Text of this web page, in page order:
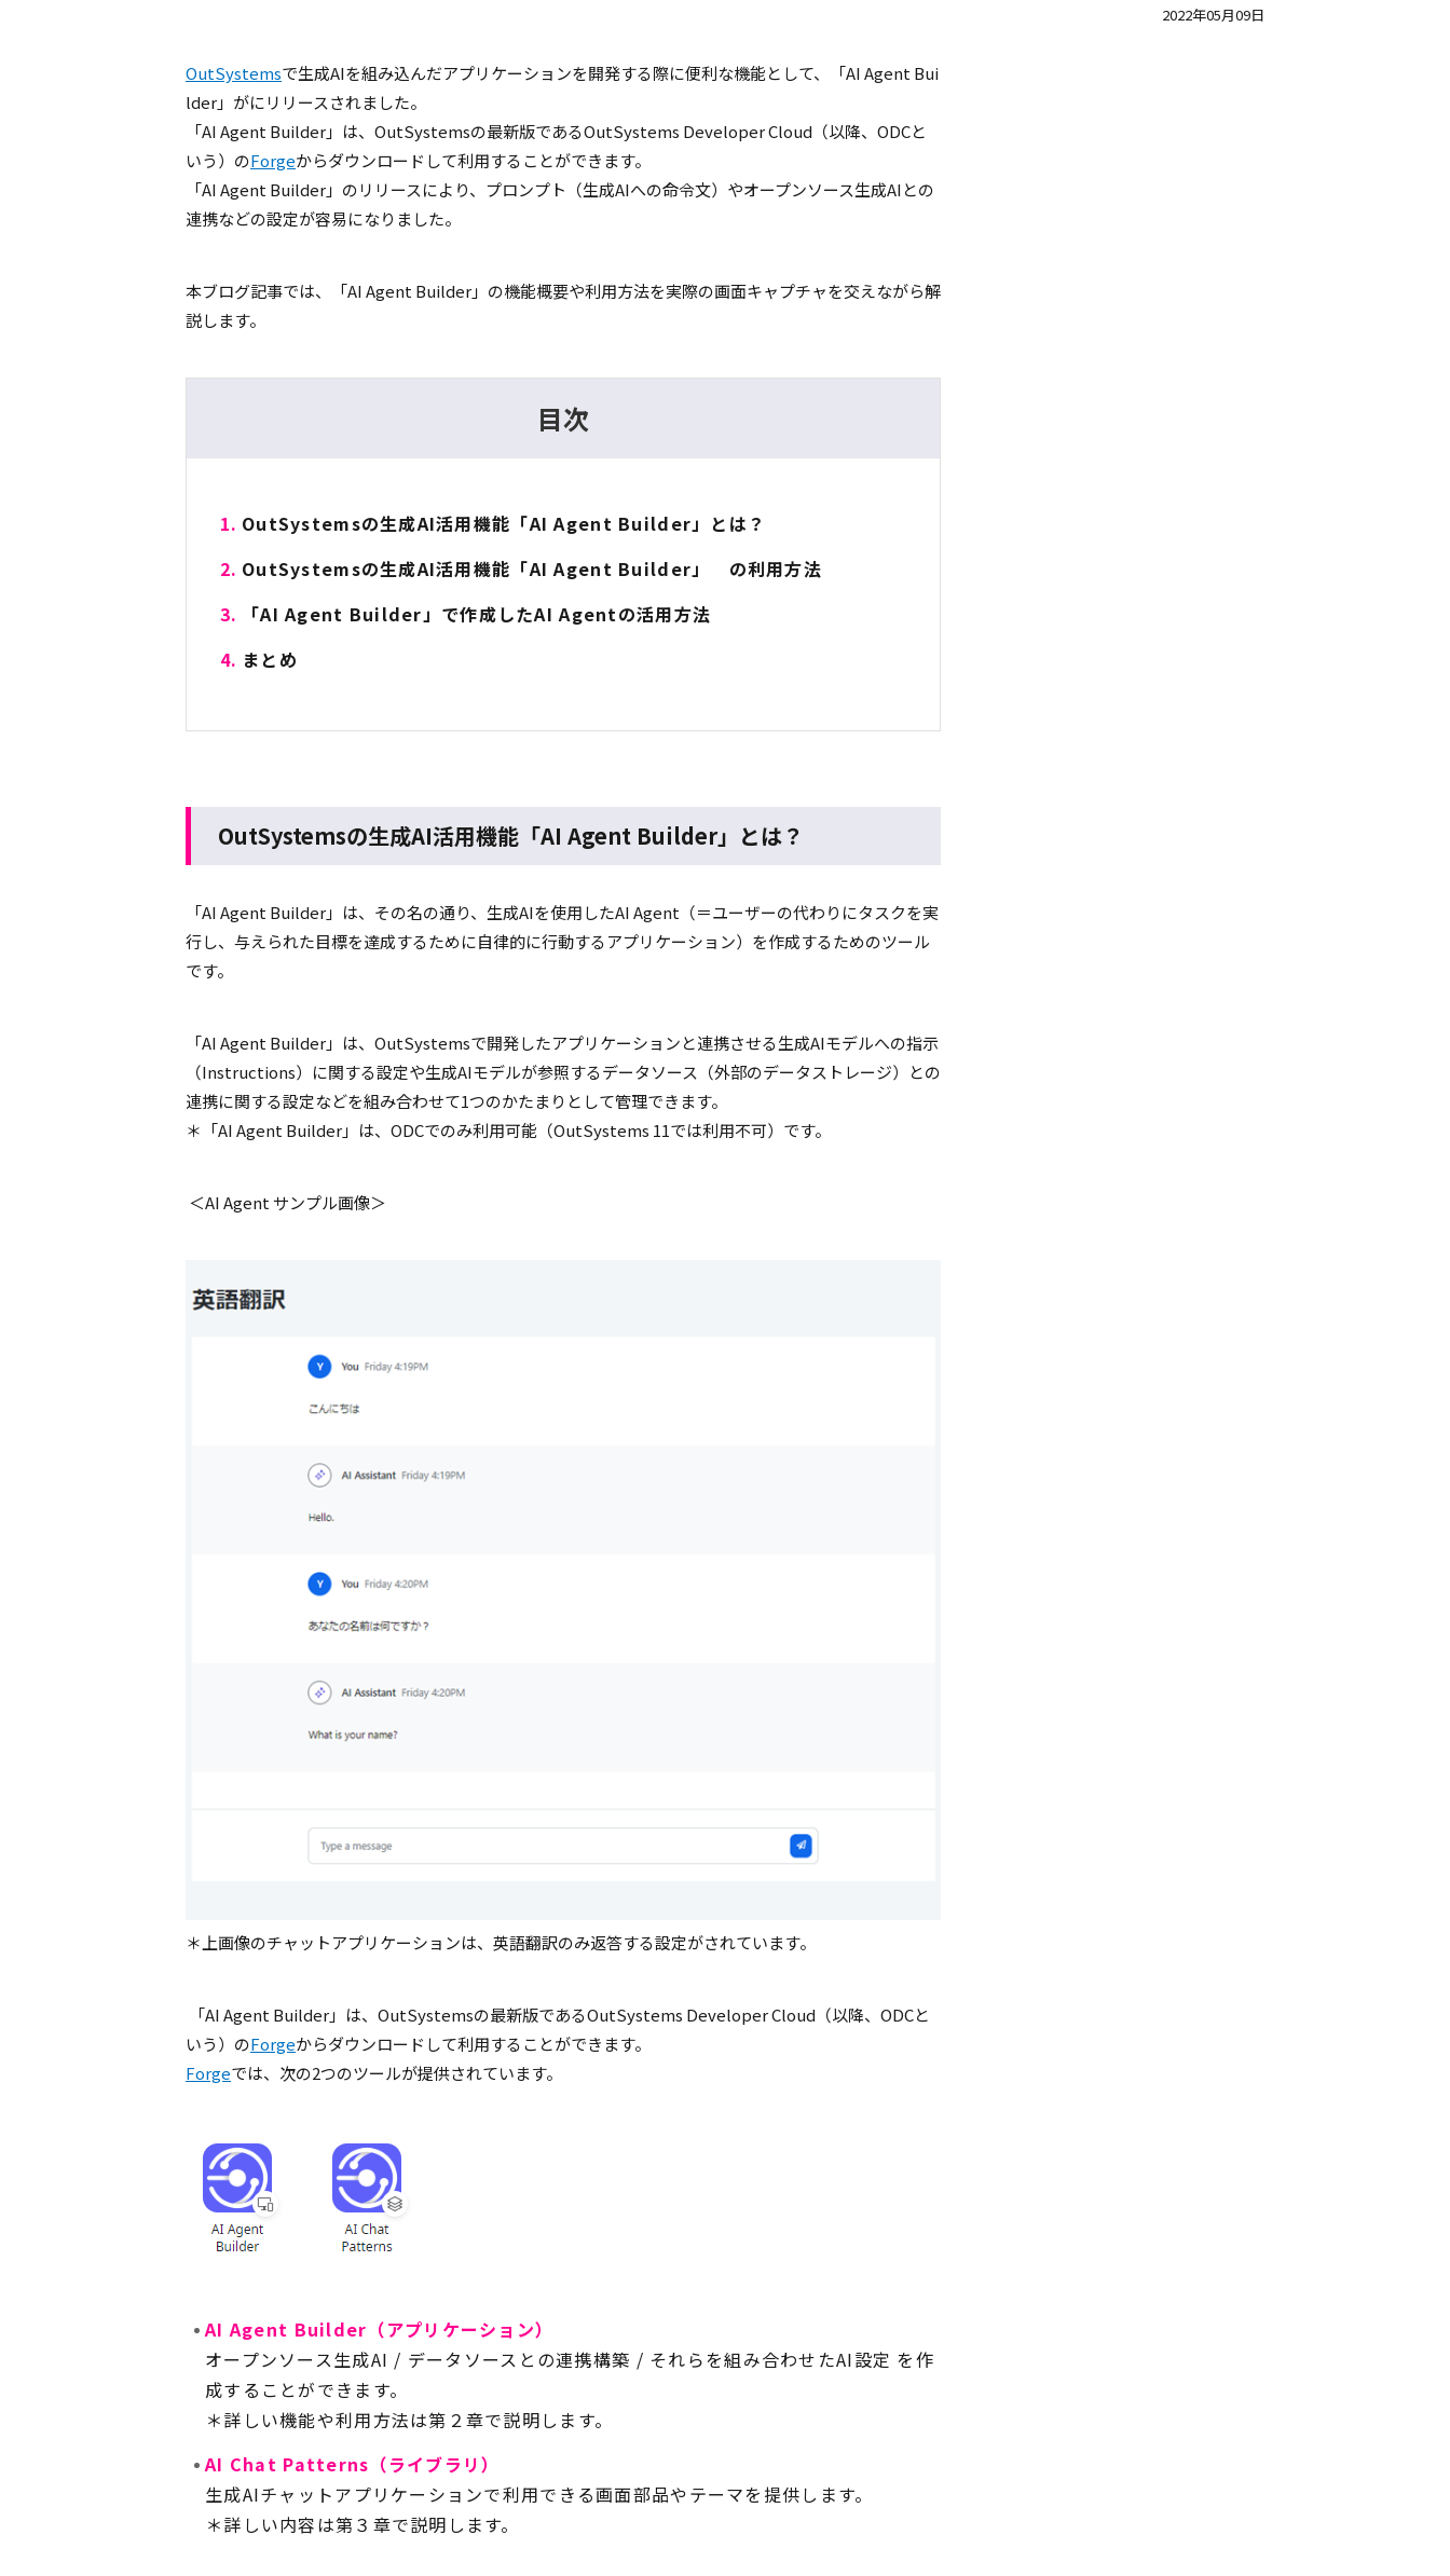
OutSystemsで生成AIを組み込んだアプリケーションを開発する際に便利な機能として、「AI Agent Bui
lder」がにリリースされました。
「AI Agent Builder」は、 OutSystemsの最新版であるOutSystems Developer Cloud （以降、 ODCと
いう）のForgeからダウンロードして利用することができます。
「AI Agent Builder」のリリースにより、プロンプト（生成AIへの命令文）やオープンソース生成AIとの
連携などの設定が容易になりました。
本ブログ記事では、「AI Agent Builder」の機能概要や利用方法を実際の画面キャプチャを交えながら解
説します。
目次
OutSystemsの生成AI活用機能「AI Agent Builder」とは？
OutSystemsの生成AI活用機能「AI Agent Builder」 の利用方法
「AI Agent Builder」で作成したAI Agentの活用方法
まとめ
OutSystemsの生成AI活用機能「AI Agent Builder」とは？
「AI Agent Builder」は、その名の通り、生成AIを使用したAI Agent （＝ユーザーの代わりにタスクを実
行し、与えられた目標を達成するために自律的に行動するアプリケーション）を作成するためのツール
です。
「AI Agent Builder」は、 OutSystemsで開発したアプリケーションと連携させる生成AIモデルへの指示
（Instructions）に関する設定や生成AIモデルが参照するデータソース（外部のデータストレージ）との
連携に関する設定などを組み合わせて1つのかたまりとして管理できます。
＊「AI Agent Builder」は、 ODCでのみ利用可能（OutSystems 11では利用不可）です。
＜AI Agent サンプル画像＞
＊上画像のチャットアプリケーションは、英語翻訳のみ返答する設定がされています。
「AI Agent Builder」は、 OutSystemsの最新版であるOutSystems Developer Cloud （以降、 ODCと
いう）のForgeからダウンロードして利用することができます。
Forgeでは、次の2つのツールが提供されています。
AI Agent Builder （アプリケーション）
オープンソース生成AI / データソースとの連携構築 / それらを組み合わせたAI設定 を作
成することができます。
＊詳しい機能や利用方法は第２章で説明します。
AI Chat Patterns （ライブラリ）
生成AIチャットアプリケーションで利用できる画面部品やテーマを提供します。
＊詳しい内容は第３章で説明します。
2022年05月09日